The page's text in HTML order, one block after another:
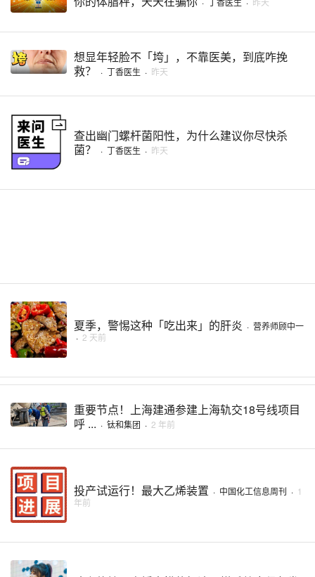
想显年轻脸不「垮」，不靠医美，到底咋挽
救？
· 丁香医生 · 昨天
查出幽门螺杆菌阳性，为什么建议你尽快杀
菌？
· 丁香医生 · 昨天
夏季，警惕这种「吃出来」的肝炎 · 营养师顾中一
· 2 天前
重要节点！上海建通参建上海轨交18号线项目
呼 ... · 钛和集团 · 2 年前
投产试运行！最大乙烯装置 · 中国化工信息周刊 · 1
年前